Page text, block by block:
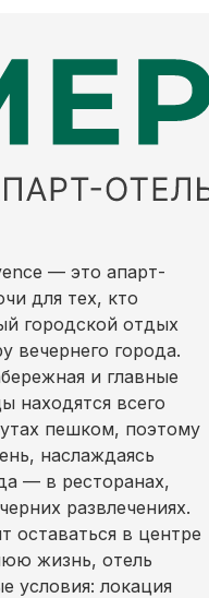
— это апарт-
для тех, кто
городской отдых
вечернего города.
и главные
находятся всего
пешком, поэтому
наслаждаясь
— в ресторанах,
развлечениях.
оставаться в центре
жизнь, отель
условия: локация